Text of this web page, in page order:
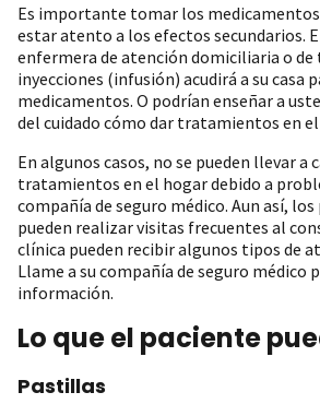
Es importante tomar los medicamentos
estar atento a los efectos secundarios.
enfermera de atención domiciliaria o de
inyecciones (infusión) acudirá a su casa
medicamentos. O podrían enseñar a
del cuidado cómo dar tratamientos en
En algunos casos, no se pueden llevar a
tratamientos en el hogar debido a
compañía de seguro médico. Aun así,
pueden realizar visitas frecuentes al
clínica pueden recibir algunos tipos de
Llame a su compañía de seguro médico
información.
Lo que el paciente
Pastillas